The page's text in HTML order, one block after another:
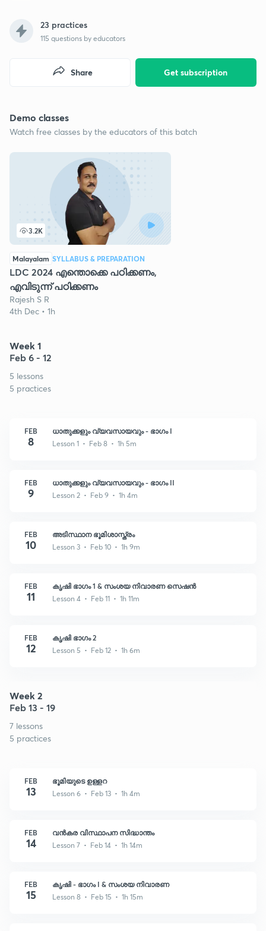
23 practices
115 questions by educators
Get subscription
Share
Demo classes
Watch free classes by the educators of this batch
3.2K
Malayalam SYLLABUS & PREPARATION
LDC 2024 എന്തൊക്കെ പഠിക്കണം,
എവിടുന്ന് പഠിക്കണം
Rajesh S R
4th Dec • 1h
Week 1
Feb 6 - 12
5 lessons
5 practices
FEB
8
ധാതുക്കളും വ്യവസായവും - ഭാഗം I
Lesson 1 • Feb 8 • 1h 5m
FEB
9
ധാതുക്കളും വ്യവസായവും - ഭാഗം II
Lesson 2 • Feb 9 • 1h 4m
FEB
10
അടിസ്ഥാന ഭൂമിശാസ്ത്രം
Lesson 3 • Feb 10 • 1h 9m
FEB
11
കൃഷി ഭാഗം 1 & സംശയ നിവാരണ സെഷൻ
Lesson 4 • Feb 11 • 1h 11m
FEB
12
കൃഷി ഭാഗം 2
Lesson 5 • Feb 12 • 1h 6m
Week 2
Feb 13 - 19
7 lessons
5 practices
FEB
13
ഭൂമിയുടെ ഉള്ളറ
Lesson 6 • Feb 13 • 1h 4m
FEB
14
വൻകര വിസ്ഥാപന സിദ്ധാന്തം
Lesson 7 • Feb 14 • 1h 14m
FEB
15
കൃഷി - ഭാഗം I & സംശയ നിവാരണ
Lesson 8 • Feb 15 • 1h 15m